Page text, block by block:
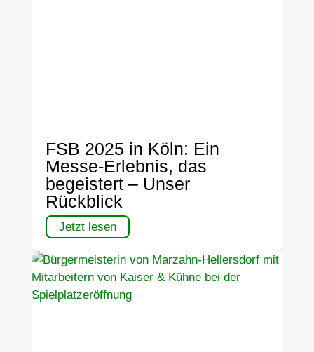
FSB 2025 in Köln: Ein
Messe-Erlebnis, das
begeistert – Unser
Rückblick
Jetzt lesen